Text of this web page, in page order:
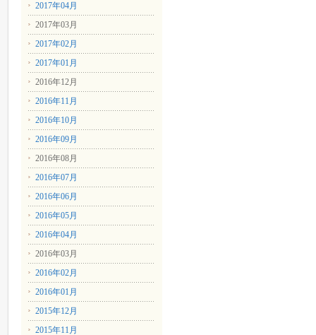
2017年04月
2017年03月
2017年02月
2017年01月
2016年12月
2016年11月
2016年10月
2016年09月
2016年08月
2016年07月
2016年06月
2016年05月
2016年04月
2016年03月
2016年02月
2016年01月
2015年12月
2015年11月